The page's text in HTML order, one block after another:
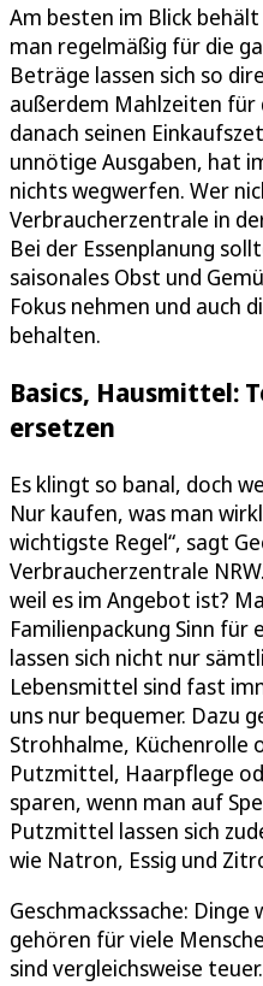
Am besten im Blick
man regelmäßig für die
Beträge lassen sich so
außerdem Mahlzeiten für
danach seinen
unnötige Ausgaben, hat
nichts wegwerfen. Wer
Verbraucherzentrale in
Bei der Essenplanung
saisonales Obst und
Fokus nehmen und auch
behalten.
Basics, Hausmittel:
ersetzen
Es klingt so banal, doch
Nur kaufen, was man
wichtigste Regel“, sagt
Verbraucherzentrale
weil es im Angebot ist?
Familienpackung Sinn für
lassen sich nicht nur
Lebensmittel sind fast
uns nur bequemer. Dazu
Strohhalme, Küchenrolle
Putzmittel, Haarpflege
sparen, wenn man auf
Putzmittel lassen sich
wie Natron, Essig und
Geschmackssache: Dinge
gehören für viele
sind vergleichsweise